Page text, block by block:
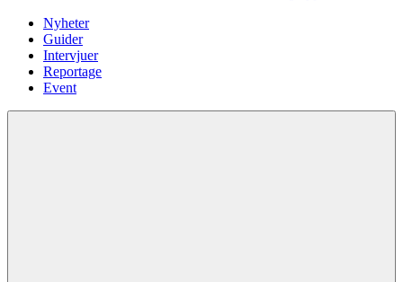
Nyheter
Guider
Intervjuer
Reportage
Event